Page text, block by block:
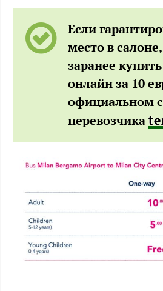
Если
место в
заранее
онлайн за 10
официальном
перевозчика